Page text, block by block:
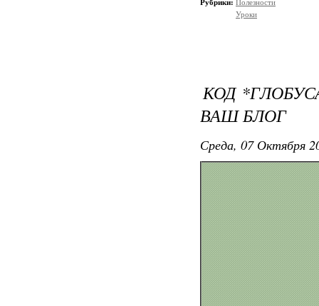
бегущая вправо
Рубрики: Полезности
Уроки
КОД
ВАШ БЛОГ
Среда, 07 Октября